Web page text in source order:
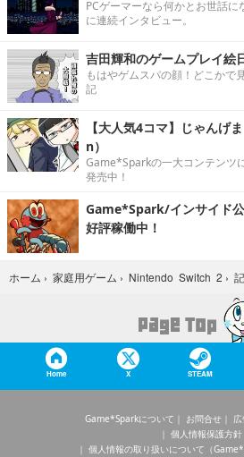
PCゲーマーなら何かとお世話
に連続インタビュー。
吉田輝和のゲームプレイ絵
もはやゲムスパの顔！どこかで
記
【大人気4コマ】じゃん
n）
Game*Sparkの一大コンテンツ
発売中！
Game*Spark/インサイド
好評稼働中！
ホーム › 家庭用ゲーム › Nintendo Switch 2 ›
Home X STEAM
Game*Sparkについて お問合せ
個人情報保護方針
個人情報の取り扱いについて（